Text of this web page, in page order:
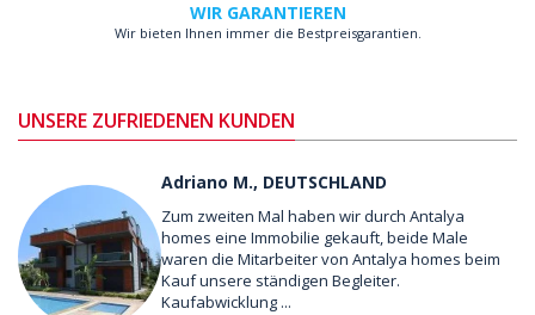
WIR GARANTIEREN
Wir bieten Ihnen immer die Bestpreisgarantien.
UNSERE ZUFRIEDENEN KUNDEN
Adriano M., DEUTSCHLAND
Zum zweiten Mal haben wir durch Antalya
homes eine Immobilie gekauft, beide Male
waren die Mitarbeiter von Antalya homes beim
Kauf unsere ständigen Begleiter.
Kaufabwicklung ...